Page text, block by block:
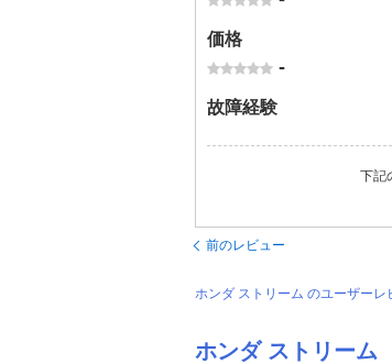
価格
-
故障経験
下記
前のレビュー
ホンダ ストリーム のユーザー
ホンダ ストリーム